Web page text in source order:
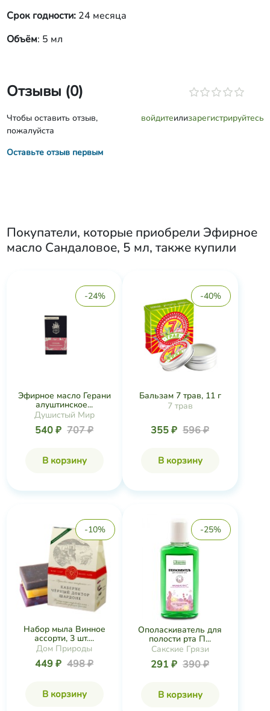
Срок годности:24 месяца
Объём: 5 мл
Отзывы (0)
Чтобы оставить отзыв,
пожалуйста
войдитеилизарегистрируйтесь
Оставьте отзыв первым
Покупатели, которые приобрели Эфирное
масло Сандаловое, 5 мл, также купили
-24%
Эфирное масло Герани
алуштинское...
Душистый Мир
540 ₽ 707 ₽
В корзину
-40%
Бальзам 7 трав, 11 г
7 трав
355 ₽ 596 ₽
В корзину
-10%
Набор мыла Винное
ассорти, 3 шт....
Дом Природы
449 ₽ 498 ₽
В корзину
-25%
Ополаскиватель для
полости рта П...
Сакские Грязи
291 ₽ 390 ₽
В корзину